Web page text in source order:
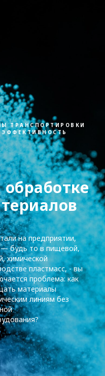
ТРАНСПОРТИРОВКИ
на предприятии,
— будь то в пищевой,
химической
пластмасс, - вы
проблема: как
материалы
линиям без